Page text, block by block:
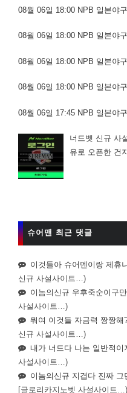
08월 06일 18:00 NPB 일본야
08월 06일 18:00 NPB 일본야
08월 06일 18:00 NPB 일본야
08월 06일 18:00 NPB 일본야
08월 06일 17:45 NPB 일본야
너드벳 신규 사
유로 오픈한 건
슈어맨 최근 댓글
이것들아 슈어멘이랑 제휴
신규 사설사이트…)
이놈의신규 우후죽순이구
사설사이트…)
뭐여 이것들 자금력 짱짱해
신규 사설사이트…)
내가 너드다 나는 일반적이
사설사이트…)
이놈의신규 지겹다 진짜 그
[글로리카지노벳 사설사이트…)